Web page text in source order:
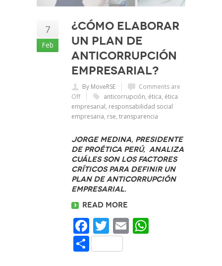
7
Feb
¿Cómo elaborar
un Plan de
Anticorrupción
Empresarial?
By MoveRSE
Comments are
Off
anticorrupción, ética, ética
empresarial, responsabilidad social
empresaria, rse, transparencia
Jorge Medina, presidente
de Proética Perú, analiza
cuáles son los factores
críticos para definir un
plan de anticorrupción
empresarial.
Read more
Facebook
Twitter
Email
Share